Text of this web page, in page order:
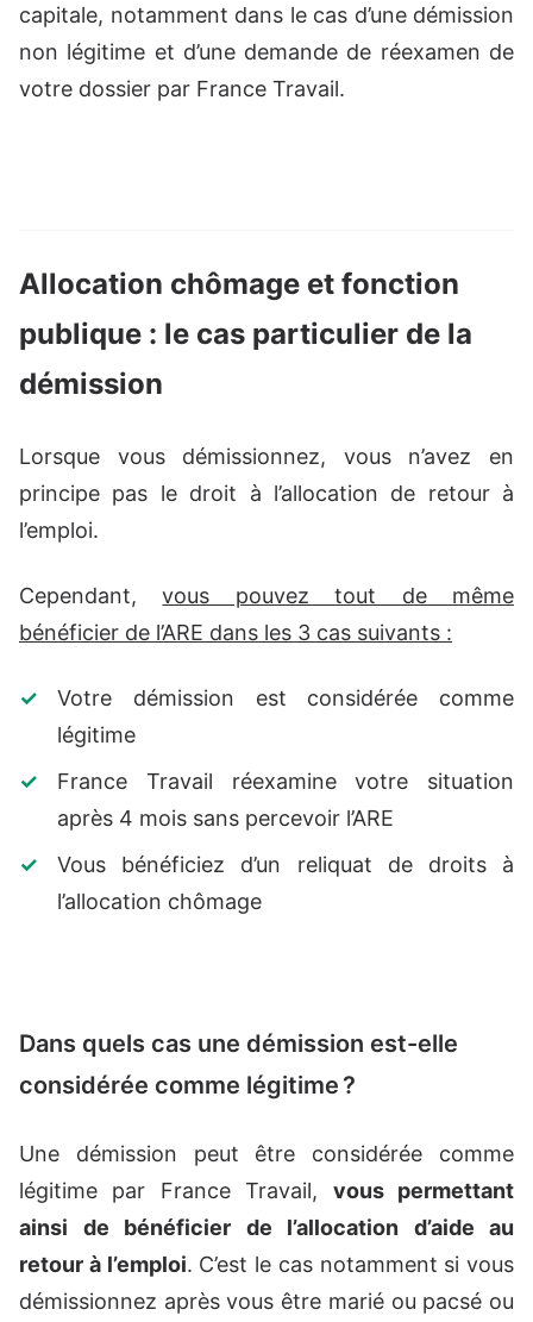
capitale, notamment dans le cas d’une démission
non légitime et d’une demande de réexamen de
votre dossier par France Travail.
Allocation chômage et fonction
publique : le cas particulier de la
démission
Lorsque vous démissionnez, vous n’avez en
principe pas le droit à l’allocation de retour à
l’emploi.
Cependant,vous pouvez tout de même
bénéficier de l’ARE dans les 3 cas suivants :
Votre démission est considérée comme
légitime
France Travail réexamine votre situation
après 4 mois sans percevoir l’ARE
Vous bénéficiez d’un reliquat de droits à
l’allocation chômage
Dans quels cas une démission est-elle
considérée comme légitime ?
Une démission peut être considérée comme
légitime par France Travail, vous permettant
ainsi de bénéficier de l’allocation d’aide au
retour à l’emploi. C’est le cas notamment si vous
démissionnez après vous être marié ou pacsé ou